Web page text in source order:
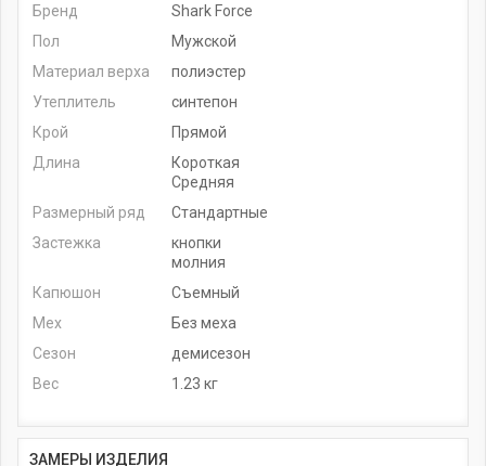
Бренд
Shark Force
Пол
Мужской
Материал верха
полиэстер
Утеплитель
синтепон
Крой
Прямой
Длина
Короткая
Средняя
Размерный ряд
Стандартные
Застежка
кнопки
молния
Капюшон
Съемный
Мех
Без меха
Сезон
демисезон
Вес
1.23 кг
ЗАМЕРЫ ИЗДЕЛИЯ